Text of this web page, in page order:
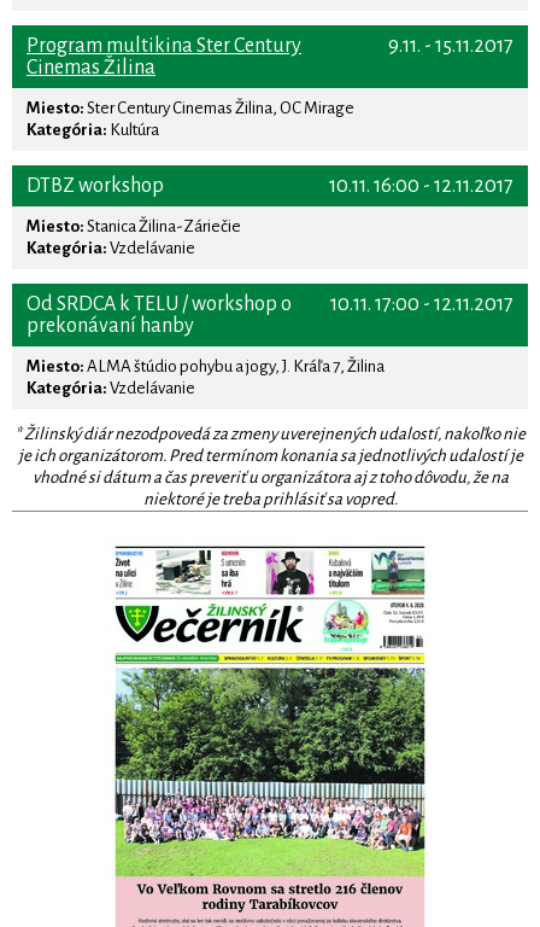
9.11. - 15.11.2017
Program multikina Ster Century
Cinemas Žilina
Miesto: Ster Century Cinemas Žilina, OC Mirage
Kategória: Kultúra
10.11. 16:00 - 12.11.2017
DTBZ workshop
Miesto: Stanica Žilina-Záriečie
Kategória: Vzdelávanie
10.11. 17:00 - 12.11.2017
Od SRDCA k TELU / workshop o
prekonávaní hanby
Miesto: ALMA štúdio pohybu a jogy, J. Kráľa 7, Žilina
Kategória: Vzdelávanie
* Žilinský diár nezodpovedá za zmeny uverejnených udalostí, nakoľko nie
je ich organizátorom. Pred termínom konania sa jednotlivých udalostí je
vhodné si dátum a čas preveriť u organizátora aj z toho dôvodu, že na
niektoré je treba prihlásiť sa vopred.